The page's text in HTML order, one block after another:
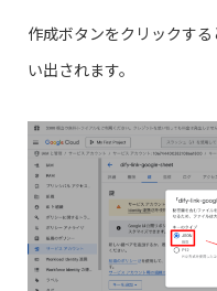
作成ボタンをクリックす
い出されます。